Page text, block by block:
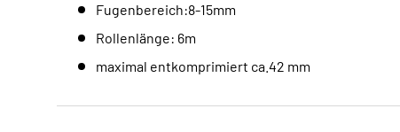
Fugenbereich:8-15mm
Rollenlänge: 6m
maximal entkomprimiert ca.42 mm